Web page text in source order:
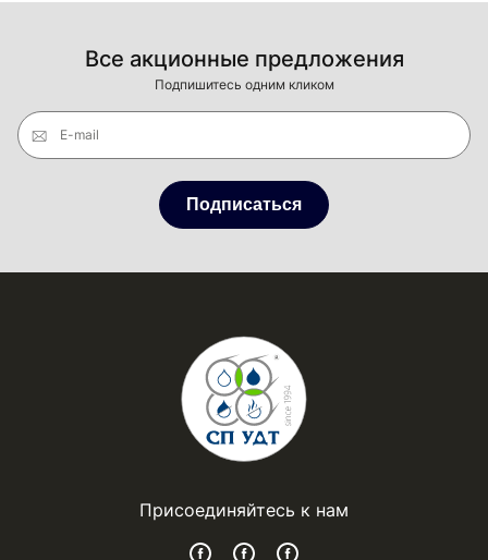
Все акционные предложения
Подпишитесь одним кликом
E-mail
Подписаться
Присоединяйтесь к нам